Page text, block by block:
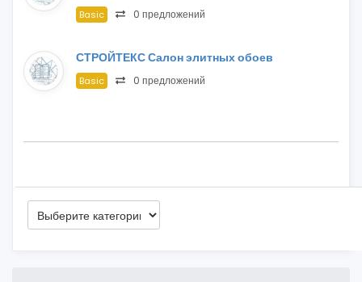
Basic 0 предложений
СТРОЙТЕКС Салон элитных обоев
Basic 0 предложений